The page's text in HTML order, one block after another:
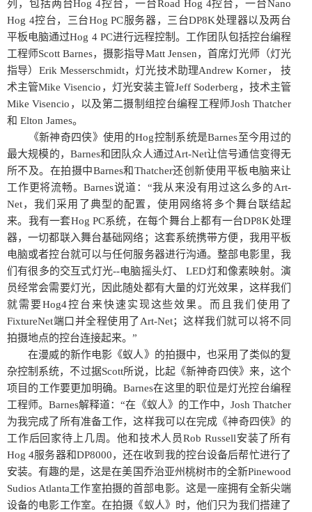
列，包括两台Hog 4控台，一台Road Hog 4控台，一台Nano
Hog 4控台，三台Hog PC服务器，三台DP8K处理器以及两台
平板电脑通过Hog 4 PC进行远程控制。工作团队包括控台编程
工程师Scott Barnes，摄影指导Matt Jensen，首席灯光师（灯光
指导）Erik Messerschmidt，灯光技术助理Andrew Korner， 技
术主管Mike Visencio，灯光安装主管Jeff Soderberg，技术主管
Mike Visencio，以及第二摄制组控台编程工程师Josh Thatcher
和 Elton James。
《新神奇四侠》使用的Hog控制系统是Barnes至今用过的
最大规模的，Barnes和团队众人通过Art-Net让信号通信变得无
所不及。在拍摄中Barnes和Thatcher还创新使用平板电脑来让
工作更将流畅。Barnes说道：“我从来没有用过这么多的Art-
Net，我们采用了典型的配置，使用网络将多个舞台联结起
来。我有一套Hog PC系统，在每个舞台上都有一台DP8K处理
器，一切都联入舞台基础网络；这套系统携带方便，我用平板
电脑或者控台就可以与任何服务器进行沟通。整部电影里，我
们有很多的交互式灯光--电脑摇头灯、 LED灯和像素映射。演
员经常会需要灯光，因此随处都有大量的灯光效果，这样我们
就需要Hog4控台来快速实现这些效果。而且我们使用了
FixtureNet端口并全程使用了Art-Net；这样我们就可以将不同
拍摄地点的控台连接起来。”
在漫威的新作电影《蚁人》的拍摄中，也采用了类似的复
杂控制系统，不过据Scott所说，比起《新神奇四侠》来，这个
项目的工作要更加明确。Barnes在这里的职位是灯光控台编程
工程师。Barnes解释道：“在《蚁人》的工作中，Josh Thatcher
为我完成了所有准备工作，这样我可以在完成《神奇四侠》的
工作后回家待上几周。他和技术人员Rob Russell安装了所有
Hog 4服务器和DP8000，还在收到我的控台设备后帮忙进行了
安装。有趣的是，这是在美国乔治亚州桃树市的全新Pinewood
Sudios Atlanta工作室拍摄的首部电影。这是一座拥有全新尖端
设备的电影工作室。在拍摄《蚁人》时，他们只为我们搭建了